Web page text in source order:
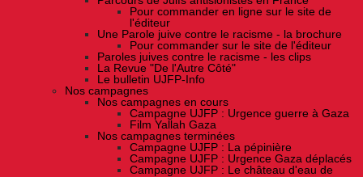
Pour commander en ligne sur le site de
l'éditeur
Une Parole juive contre le racisme - la brochure
Pour commander sur le site de l'éditeur
Paroles juives contre le racisme - les clips
La Revue "De l'Autre Côté"
Le bulletin UJFP-Info
Nos campagnes
Nos campagnes en cours
Campagne UJFP : Urgence guerre à Gaza
Film Yallah Gaza
Nos campagnes terminées
Campagne UJFP : La pépinière
Campagne UJFP : Urgence Gaza déplacés
Campagne UJFP : Le château d'eau de